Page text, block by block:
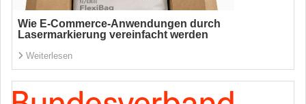
Wie E-Commerce-Anwendungen durch
Lasermarkierung vereinfacht werden
Weiterlesen